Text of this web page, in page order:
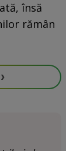
însă
rămân
›